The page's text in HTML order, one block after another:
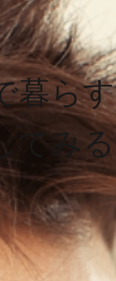
暮らす
てみる